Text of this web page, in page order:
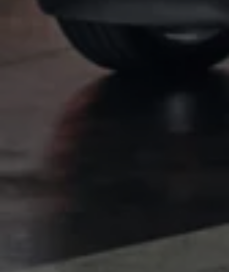
Magazin
Transport
Familie
Elektromobilität
Volkswagen R
Pannen- und Unfallhilfe
Volkswagen Kundenbetreuung